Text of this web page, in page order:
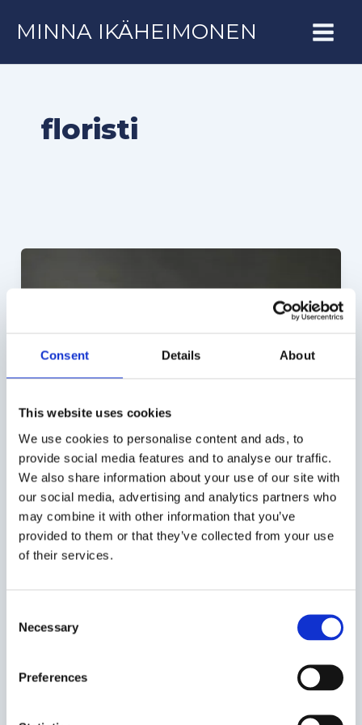
Consent Details About
This website uses cookies
We use cookies to personalise content and ads, to
provide social media features and to analyse our traffic.
We also share information about your use of our site with
our social media, advertising and analytics partners who
may combine it with other information that you’ve
provided to them or that they’ve collected from your use
of their services.
Selection
Necessary
Preferences
sisältöön
MINNA IKÄHEIMONEN
floristi